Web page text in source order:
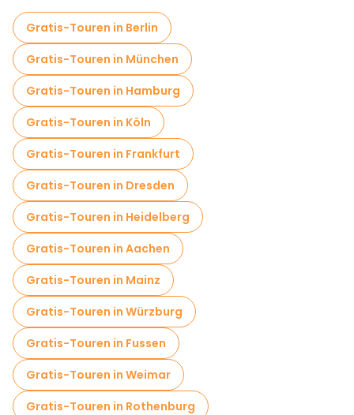
Gratis-Touren in Berlin
Gratis-Touren in München
Gratis-Touren in Hamburg
Gratis-Touren in Köln
Gratis-Touren in Frankfurt
Gratis-Touren in Dresden
Gratis-Touren in Heidelberg
Gratis-Touren in Aachen
Gratis-Touren in Mainz
Gratis-Touren in Würzburg
Gratis-Touren in Fussen
Gratis-Touren in Weimar
Gratis-Touren in Rothenburg